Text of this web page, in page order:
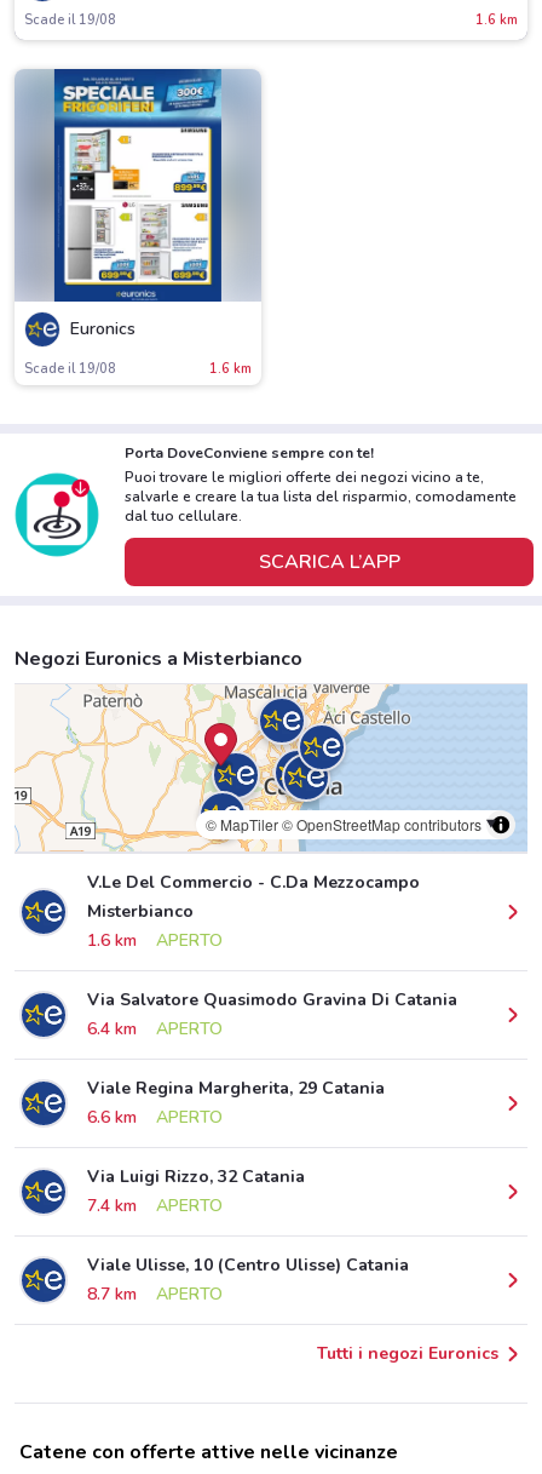
Scade il 19/08 1.6 km
Euronics
Scade il 19/08 1.6 km
Porta DoveConviene sempre con te!
Puoi trovare le migliori offerte dei negozi vicino a te,
salvarle e creare la tua lista del risparmio, comodamente
dal tuo cellulare.
SCARICA L’APP
Negozi Euronics a Misterbianco
© MapTiler© OpenStreetMap contributors
V.Le Del Commercio - C.Da Mezzocampo
Misterbianco
1.6 km
APERTO
Via Salvatore Quasimodo Gravina Di Catania
6.4 km
APERTO
Viale Regina Margherita, 29 Catania
6.6 km
APERTO
Via Luigi Rizzo, 32 Catania
7.4 km
APERTO
Viale Ulisse, 10 (Centro Ulisse) Catania
8.7 km
APERTO
Tutti i negozi Euronics
Catene con offerte attive nelle vicinanze